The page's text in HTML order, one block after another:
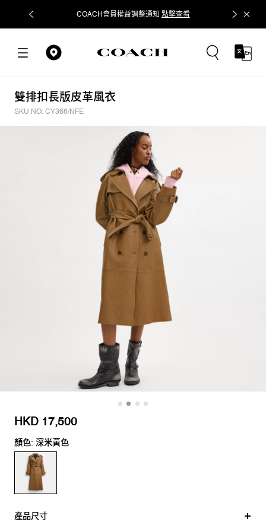
COACH會員權益調整通知 點擊查看 立即追蹤
雙排扣長版皮革風衣
SKU NO: CY366/NFE
HKD 17,500
顏色: 深米黃色
產品尺寸